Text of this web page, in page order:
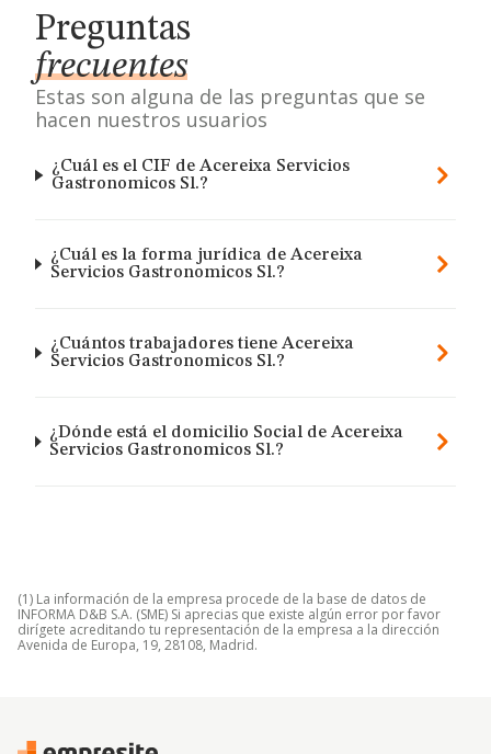
Preguntas
frecuentes
Estas son alguna de las preguntas que se
hacen nuestros usuarios
¿Cuál es el CIF de Acereixa Servicios
Gastronomicos Sl.?
¿Cuál es la forma jurídica de Acereixa
Servicios Gastronomicos Sl.?
¿Cuántos trabajadores tiene Acereixa
Servicios Gastronomicos Sl.?
¿Dónde está el domicilio Social de Acereixa
Servicios Gastronomicos Sl.?
(1) La información de la empresa procede de la base de datos de
INFORMA D&B S.A. (SME) Si aprecias que existe algún error por favor
dirígete acreditando tu representación de la empresa a la dirección
Avenida de Europa, 19, 28108, Madrid.